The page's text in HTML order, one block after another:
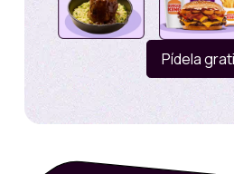
Organizador conforme
cohortes descrito a
Cada cohorte tendrá una
calendario contados a
activación o hasta agotar
primero.
Pídela